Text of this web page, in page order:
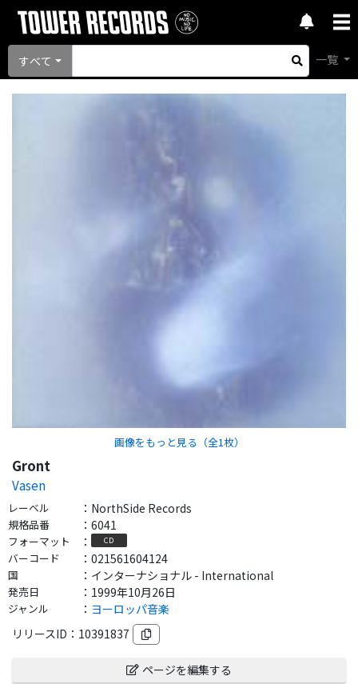
すべて 一覧
画像をもっと見る（全1 枚）
Gront
Vasen
レーベル ： NorthSide Records
規格品番 ： 6041
フォーマット ： CD
バーコード ： 021561604124
国 ： インターナショナル - International
発売日 ： 1999年10月26日
ジャンル ： ヨーロッパ音楽
リリースID： 10391837
ページを編集する